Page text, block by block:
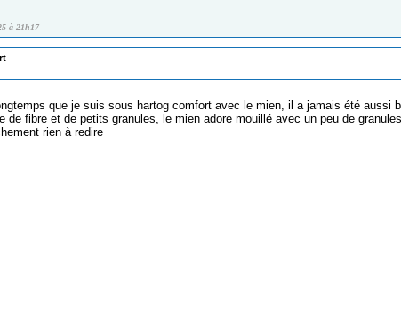
à 21h17
que je suis sous hartog comfort avec le mien, il a jamais été aussi
de fibre et de petits granules, le mien adore mouillé avec un peu de
rien à redire